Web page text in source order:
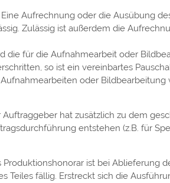
Eine Aufrechnung oder die Ausübung
Zulässig ist außerdem die
die für die Aufnahmearbeit oder
so ist ein vereinbartes
oder Bildbearbeitung
Auftraggeber hat zusätzlich zu dem
entstehen (z.B. für
Produktionshonorar ist bei Ablieferung
Teiles fällig. Erstreckt sich die